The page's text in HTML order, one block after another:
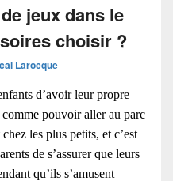
jeux dans le
choisir ?
Larocque
d’avoir leur propre
pouvoir aller au parc
les plus petits, et c’est
de s’assurer que leurs
qu’ils s’amusent